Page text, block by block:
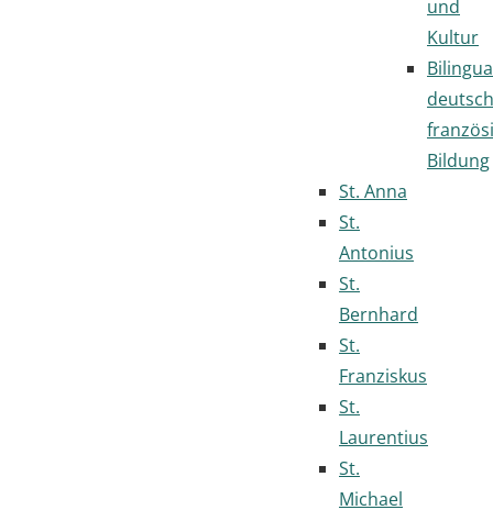
und
Kultur
deutsch
Bildung
St. Anna
St.
Antonius
St.
Bernhard
St.
Franziskus
St.
Laurentius
St.
Michael